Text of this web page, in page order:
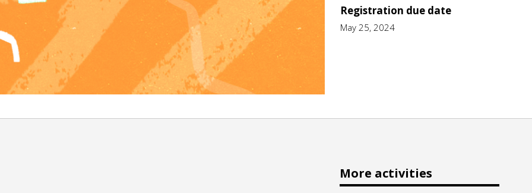
Registration due date
May 25, 2024
More activities